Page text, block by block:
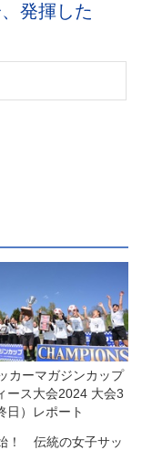
発揮した
カーマガジンカップ
ース大会2024 大会3
日）レポート
！ 伝統の女子サッ